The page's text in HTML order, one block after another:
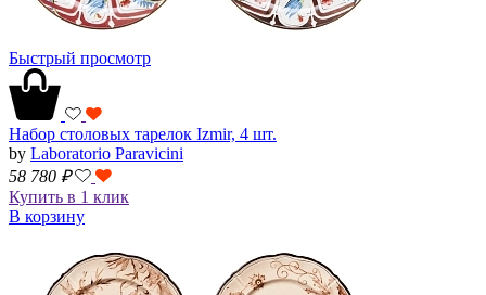
Быстрый просмотр
Набор столовых тарелок Izmir, 4 шт.
by Laboratorio Paravicini
58 780 ₽
Купить в 1 клик
В корзину